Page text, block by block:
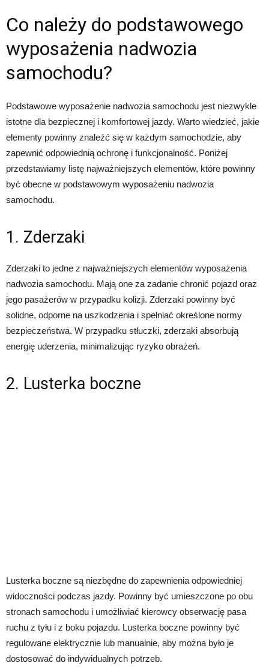
Co należy do podstawowego
wyposażenia nadwozia
samochodu?
Podstawowe wyposażenie nadwozia samochodu jest niezwykle
istotne dla bezpiecznej i komfortowej jazdy. Warto wiedzieć, jakie
elementy powinny znaleźć się w każdym samochodzie, aby
zapewnić odpowiednią ochronę i funkcjonalność. Poniżej
przedstawiamy listę najważniejszych elementów, które powinny
być obecne w podstawowym wyposażeniu nadwozia
samochodu.
1. Zderzaki
Zderzaki to jedne z najważniejszych elementów wyposażenia
nadwozia samochodu. Mają one za zadanie chronić pojazd oraz
jego pasażerów w przypadku kolizji. Zderzaki powinny być
solidne, odporne na uszkodzenia i spełniać określone normy
bezpieczeństwa. W przypadku stłuczki, zderzaki absorbują
energię uderzenia, minimalizując ryzyko obrażeń.
2. Lusterka boczne
Lusterka boczne są niezbędne do zapewnienia odpowiedniej
widoczności podczas jazdy. Powinny być umieszczone po obu
stronach samochodu i umożliwiać kierowcy obserwację pasa
ruchu z tyłu i z boku pojazdu. Lusterka boczne powinny być
regulowane elektrycznie lub manualnie, aby można było je
dostosować do indywidualnych potrzeb.